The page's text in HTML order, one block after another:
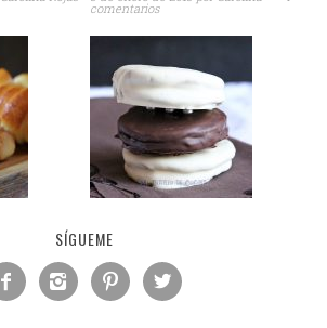
comentarios
SÍGUEME
   